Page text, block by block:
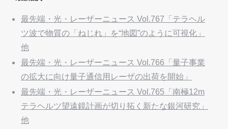
最先端・光・レーザーニュース Vol.767「テラヘル
ツ波で物質の「ねじれ」を“地図”のように可視化」
他
最先端・光・レーザーニュース Vol.766「量子事業
の拡大に向け量子通信用レーザの出荷を開始」
最先端・光・レーザーニュース Vol.765「南極12m
テラヘルツ望遠鏡計画が切り拓く新たな銀河研究」
他